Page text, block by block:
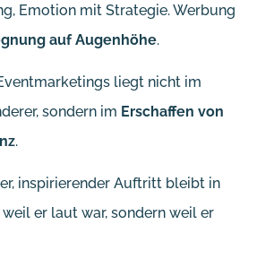
Emotion mit Strategie. Werbung
auf Augenhöhe.
liegt nicht im
sondern im Erschaffen von
.
inspirierender Auftritt bleibt in
er laut war, sondern weil er